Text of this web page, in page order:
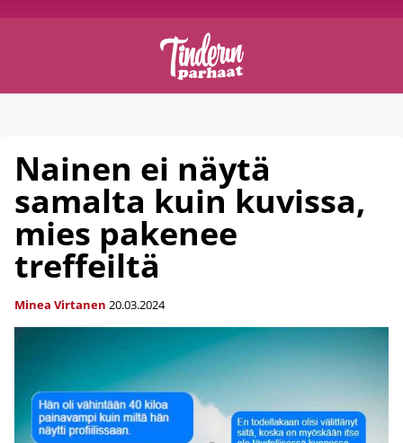
Nainen ei näytä
samalta kuin kuvissa,
mies pakenee
treffeiltä
Minea Virtanen 20.03.2024